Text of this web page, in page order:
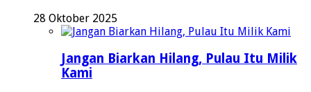
28 Oktober 2025
Jangan Biarkan Hilang, Pulau Itu Milik
Kami